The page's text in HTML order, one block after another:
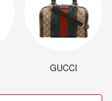
GUCCI